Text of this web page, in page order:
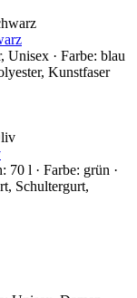
Unisex · Farbe: blau
Kunstfaser
70 l · Farbe: grün ·
Schultergurt,